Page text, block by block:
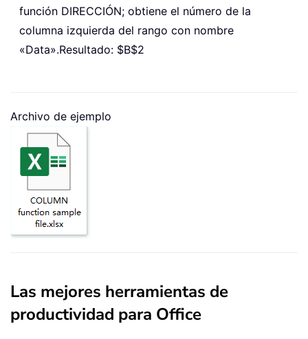
función DIRECCIÓN; obtiene el número de la
columna izquierda del rango con nombre
«Data».Resultado: $B$2
Archivo de ejemplo
Las mejores herramientas de
productividad para Office